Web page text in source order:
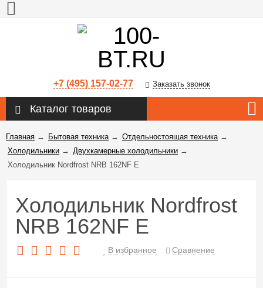
+7 (495) 157-02-77 Заказать звонок
Каталог товаров
Главная → Бытовая техника→ Отдельностоящая техника→
Холодильники → Двухкамерные холодильники →
Холодильник Nordfrost NRB 162NF E
Холодильник Nordfrost
NRB 162NF E
В избранное Сравнение